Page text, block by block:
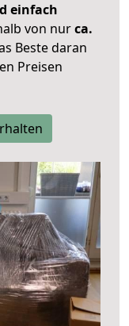
einfach
von nurca.
Beste daran
Preisen